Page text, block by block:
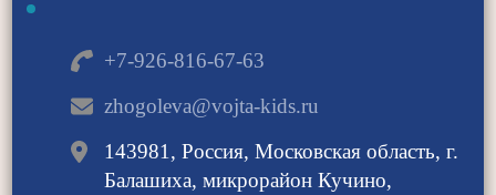
+7-926-816-67-63
zhogoleva@vojta-kids.ru
143981, Россия, Московская область, г.
Балашиха, микрорайон Кучино,